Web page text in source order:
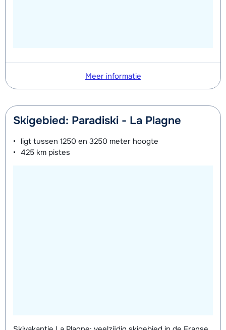
Meer informatie
Skigebied: Paradiski - La Plagne
ligt tussen 1250 en 3250 meter hoogte
425 km pistes